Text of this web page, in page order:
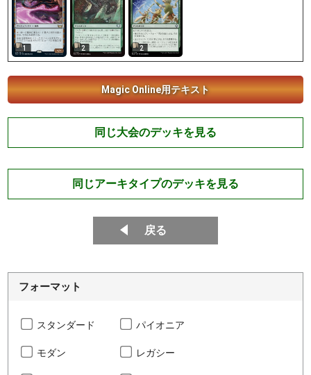
1 2 2
Magic Online用テキスト
同じ大会のデッキを見る
同じアーキタイプのデッキを見る
戻る
フォーマット
スタンダード パイオニア
モダン レガシー